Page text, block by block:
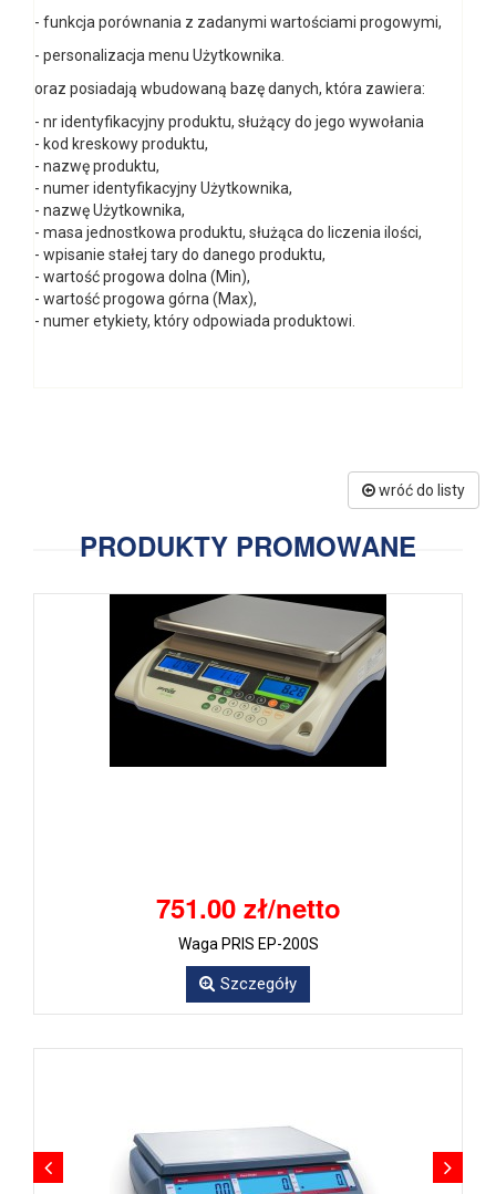
- funkcja porównania z zadanymi wartościami progowymi,
- personalizacja menu Użytkownika.
oraz posiadają wbudowaną bazę danych, która zawiera:
- nr identyfikacyjny produktu, służący do jego wywołania
- kod kreskowy produktu,
- nazwę produktu,
- numer identyfikacyjny Użytkownika,
- nazwę Użytkownika,
- masa jednostkowa produktu, służąca do liczenia ilości,
- wpisanie stałej tary do danego produktu,
- wartość progowa dolna (Min),
- wartość progowa górna (Max),
- numer etykiety, który odpowiada produktowi.
wróć do listy
PRODUKTY PROMOWANE
751.00 zł/netto
Waga PRIS EP-200S
Szczegóły